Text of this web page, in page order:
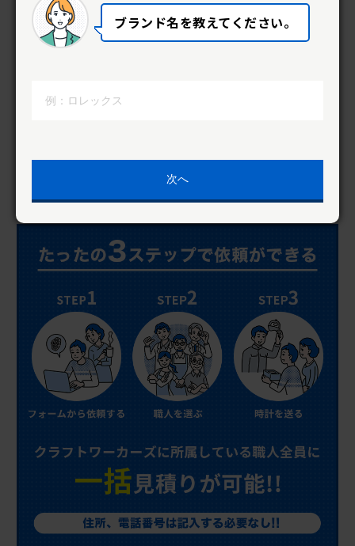
梱包キットを無料提供
全国どこでも時計の梱包キットを無
ブランド名を教えてください。
次へ